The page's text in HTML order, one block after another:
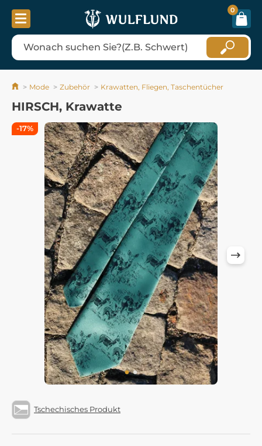
0
Mode Zubehör Krawatten, Fliegen, Taschentücher
HIRSCH, Krawatte
Tschechisches Produkt
-17%